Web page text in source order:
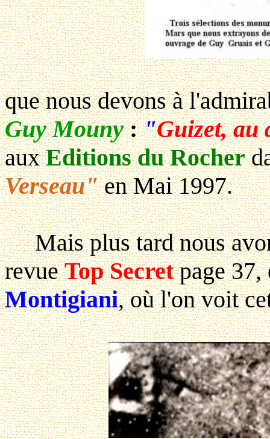
que nous devons à
Guy Mouny: "Guizet, au
auxEditions du Rocher
Verseau"en Mai 1997.
Mais plus tard nous
revueTop Secretpage 37,
Montigiani, où l'on voit